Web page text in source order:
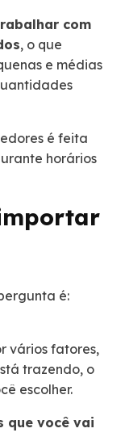
com
, o que
e médias
é feita
horários
é:
vários fatores,
trazendo, o
escolher.
que você vai